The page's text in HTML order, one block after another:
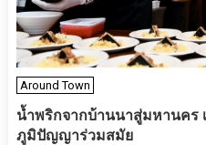
Around Town
น้ำพริกจากบ้านนาสู่มหานคร
ภูมิปัญญาร่วมสมัย